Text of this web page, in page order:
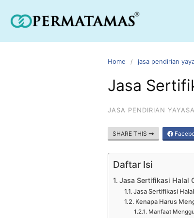
Home jasa pendirian
Jasa
JASA PENDIRIAN
SHARE THIS
Daftar Isi
Jasa Sertifikasi Halal
Jasa Sertifikasi
Kenapa Harus
Manfaat